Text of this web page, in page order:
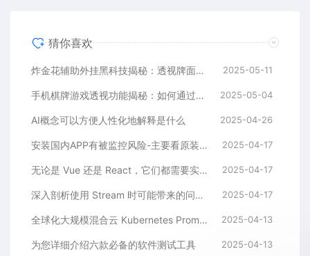
猜你喜欢
炸金花辅助外挂黑科技揭秘：透视牌面+控制发牌 2025-05-11
手机棋牌游戏透视功能揭秘：如何通过辅助软件实现作弊 2025-05-04
AI概念可以方便人性化地解释是什么 2025-04-26
安装国内APP有被监控风险-主要看原装和后续自己装了哪些软件-苹果手机装中国软件一样被监控 2025-04-17
无论是 Vue 还是 React，它们都需要实现一个基本功能 2025-04-17
深入剖析使用 Stream 时可能带来的问题，并探讨如何避免这些问题 2025-04-17
全球化大规模混合云 Kubernetes Prometheus 监控体系标准化及 GitOps 自动化改进方案 2025-04-13
为您详细介绍六款必备的软件测试工具 2025-04-13